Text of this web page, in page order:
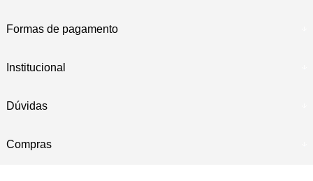
Formas de pagamento
Institucional
Dúvidas
Compras